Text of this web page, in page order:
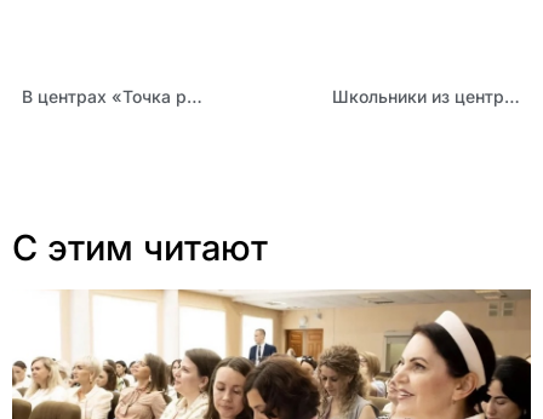
В центрах «Точка роста» и школьных «Кванториумах» прошли Дни открытых дверей Школьники из центров «Точка роста» Алтайского края успешно представили результаты учебных исследователей на краевой конференции
С этим читают